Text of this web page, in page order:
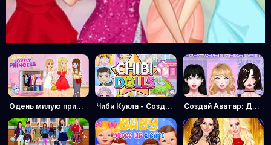
Одень милую принцессу Чиби Кукла - Создатель Аватара Создай Аватар: Девочки